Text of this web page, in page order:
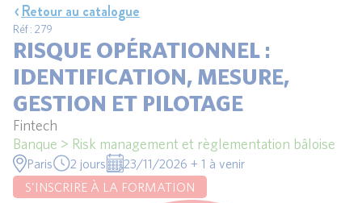
Retour au catalogue
Réf : 279
RISQUE OPÉRATIONNEL :
IDENTIFICATION, MESURE,
GESTION ET PILOTAGE
Fintech
Banque > Risk management et règlementation bâloise
Paris 2 jours
23/11/2026 + 1 à venir
S'INSCRIRE À LA FORMATION